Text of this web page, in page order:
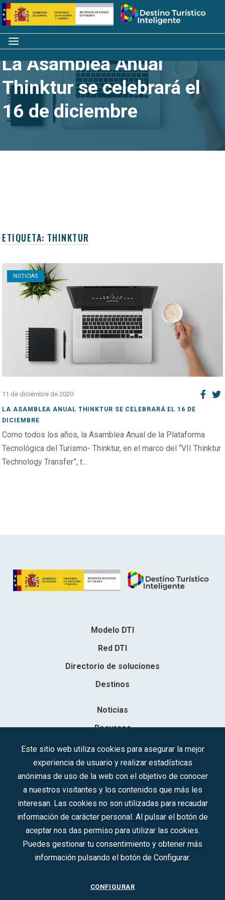
Saltar
al
contenido
Inicio
Menú
La Asamblea Anual
Thinktur se celebrará el
16 de diciembre
ETIQUETA: THINKTUR
NOTICIAS
Open post
11 de diciembre de 2020
LA ASAMBLEA ANUAL THINKTUR SE CELEBRARÁ EL 16 DE
DICIEMBRE
Como todos los años, la Asamblea Anual de la Plataforma
Tecnológica del Turismo- Thinktur, en el marco del “VII Thinktur
Technology Transfer”, t...
Modelo DTI
Red DTI
Directorio de soluciones
Destinos
Noticias
Recursos
Contacto
Sociedad Mercantil Estatal para la Gestión de la Innovación y las
Síguenos en redes sociales:
CONTACTO
Este sitio web utiliza cookies para asegurar la mejor
experiencia de usuario y realizar estadísticas
anónimas de uso de la web con el objetivo de conocer
a nuestros visitantes y los contenidos que más les
interesan. Las cookies no son utilizadas para recaudar
información de carácter personal. Al pulsar el botón de
aceptar nos das permiso para utilizar las cookies.
Puedes gestionar tu consentimiento y obtener más
información pulsando el botón de Configurar.
CONFIGURAR